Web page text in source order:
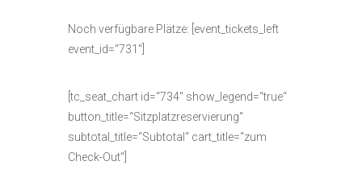
Noch verfügbare Plätze: [event_tickets_left
event_id=“731″]
[tc_seat_chart id=“734″ show_legend=“true“
button_title=“Sitzplatzreservierung“
subtotal_title=“Subtotal“ cart_title=“zum
Check-Out“]